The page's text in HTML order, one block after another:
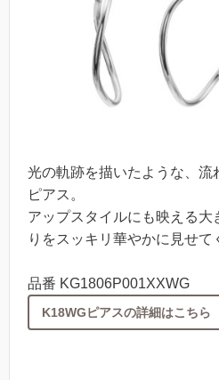
光の軌跡を描いたような、流
ピアス。
アップスタイルにも映える大
りをスッキリ華やかに見せて
品番 KG1806P001XXWG
K18WGピアスの詳細はこちら